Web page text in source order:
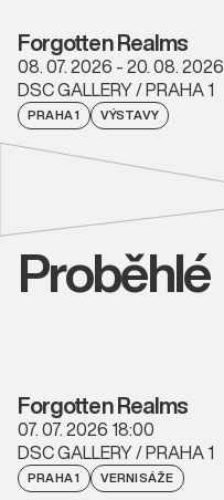
Forgotten Realms
08. 07. 2026 - 20. 08. 2026
DSC GALLERY / PRAHA 1
PRAHA 1 VÝSTAVY
Proběhlé
Forgotten Realms
07. 07. 2026 18:00
DSC GALLERY / PRAHA 1
PRAHA 1 VERNISÁŽE